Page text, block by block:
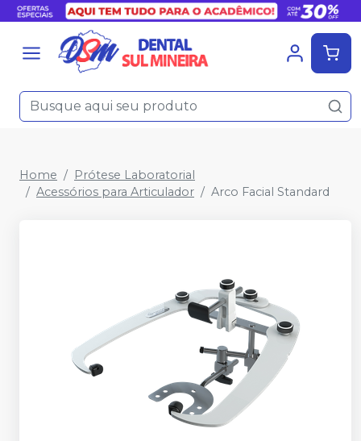
Home
Prótese Laboratorial
Acessórios para Articulador
Arco Facial Standard